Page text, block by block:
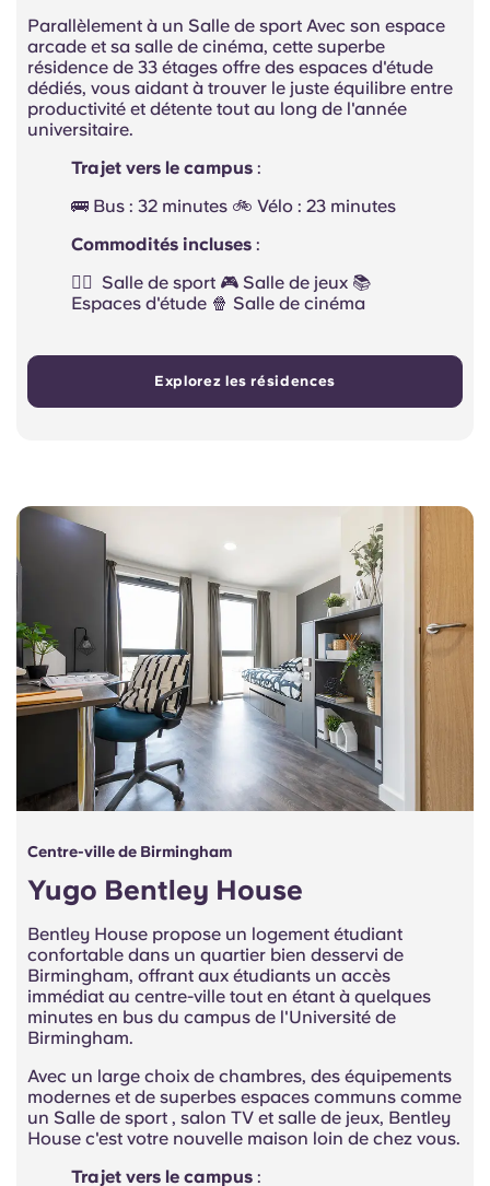
Parallèlement à un Salle de sport Avec son espace
arcade et sa salle de cinéma, cette superbe
résidence de 33 étages offre des espaces d'étude
dédiés, vous aidant à trouver le juste équilibre entre
productivité et détente tout au long de l'année
universitaire.
Trajet vers le campus :
🚌 Bus : 32 minutes 🚲 Vélo : 23 minutes
Commodités incluses :
🏋️‍♂️ ️ Salle de sport 🎮 Salle de jeux 📚
Espaces d'étude 🍿 Salle de cinéma
Explorez les résidences
Centre-ville de Birmingham
Yugo Bentley House
Bentley House propose un logement étudiant
confortable dans un quartier bien desservi de
Birmingham, offrant aux étudiants un accès
immédiat au centre-ville tout en étant à quelques
minutes en bus du campus de l'Université de
Birmingham.
Avec un large choix de chambres, des équipements
modernes et de superbes espaces communs comme
un Salle de sport , salon TV et salle de jeux, Bentley
House c'est votre nouvelle maison loin de chez vous.
Trajet vers le campus :